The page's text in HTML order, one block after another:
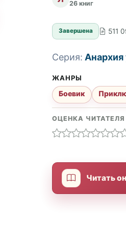
26 книг
Завершена 511
Серия: Анархия
ЖАНРЫ
Боевик
ОЦЕНКА ЧИТАТЕЛЯ
Читать